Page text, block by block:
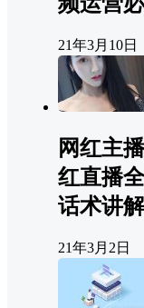
21年3月10日
网红主
红直播
话术讲
21年3月2日